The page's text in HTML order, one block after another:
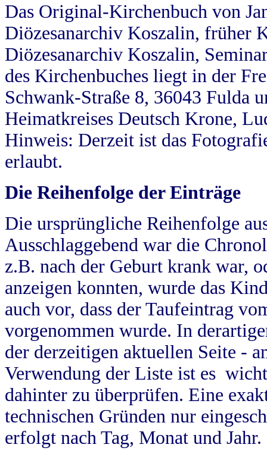
Das Original-Kirchenbuch von
Diözesanarchiv Koszalin, früher
Diözesanarchiv Koszalin,
des Kirchenbuches liegt in der
Schwank-Straße 8, 36043 Fulda
Heimatkreises Deutsch Krone,
Hinweis: Derzeit ist das
erlaubt.
Die Reihenfolge der Einträge
Die ursprüngliche Reihenfolge
Ausschlaggebend war die
z.B. nach der Geburt krank war,
anzeigen konnten, wurde das
auch vor, dass der Taufeintrag
vorgenommen wurde. In
der derzeitigen aktuellen Seite -
Verwendung der Liste ist es
dahinter zu überprüfen. Eine
technischen Gründen nur
erfolgt nach Tag, Monat und Jahr.